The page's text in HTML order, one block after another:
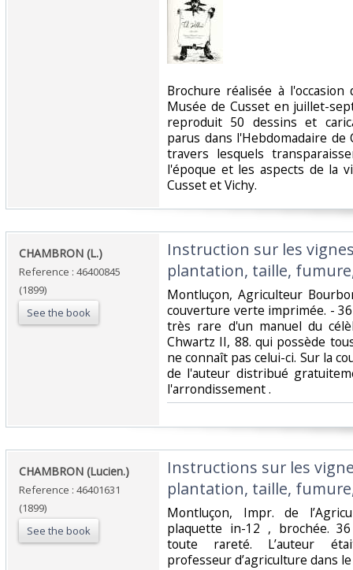
‎Brochure réalisée à
Musée de Cusset en juillet-
reproduit 50 dessins et
parus dans l'Hebdomadaire
travers lesquels
l'époque et les aspects de la
Cusset et Vichy. ‎
‎CHAMBRON (L.) ‎
Reference : 46400845
(1899)
See the book
‎Instruction sur les
plantation, taille,
‎Montluçon, Agriculteur
couverture verte imprimée. - 36
très rare d'un manuel du
Chwartz II, 88. qui possède
ne connaît pas celui-ci. Sur la
de l'auteur distribué
l'arrondissement .‎
‎CHAMBRON (Lucien.)‎
Reference : 46401631
(1899)
See the book
‎Instructions sur les
plantation, taille,
‎Montluçon, Impr. de
plaquette in-12 , brochée. 36
toute rareté. L’auteur
professeur d’agriculture dans